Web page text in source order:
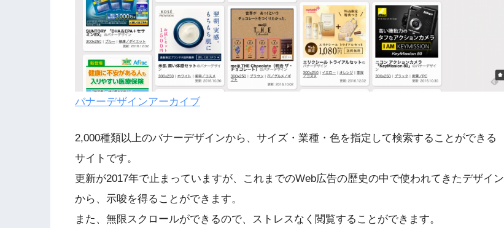
バナーデザインアーカイブ
2,000種類以上のバナーデザインから、サイズ・業種・色を指定して検索することができる
サイトです。
更新が2017年で止まっていますが、これまでのWeb広告の歴史の中で使われてきたデザイン
から、示唆を得ることができます。
また、無限スクロールができるので、ストレスなく閲覧することができます。